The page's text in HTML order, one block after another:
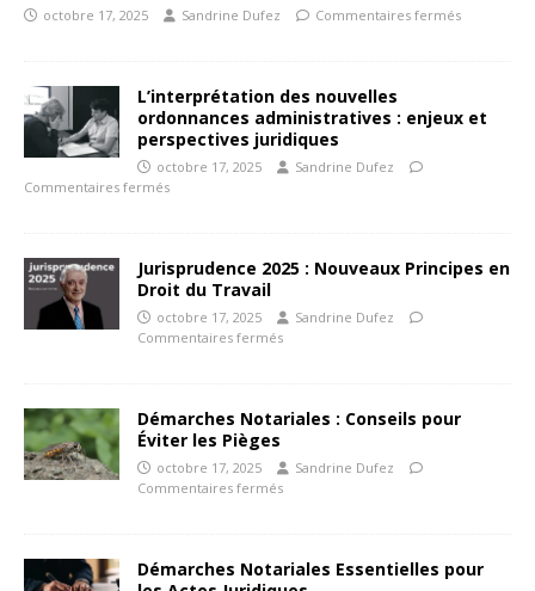
octobre 17, 2025 Sandrine Dufez Commentaires fermés
L’interprétation des nouvelles
ordonnances administratives : enjeux et
perspectives juridiques
octobre 17, 2025
Sandrine Dufez
Commentaires fermés
Jurisprudence 2025 : Nouveaux Principes en
Droit du Travail
octobre 17, 2025
Sandrine Dufez
Commentaires fermés
Démarches Notariales : Conseils pour
Éviter les Pièges
octobre 17, 2025
Sandrine Dufez
Commentaires fermés
Démarches Notariales Essentielles pour